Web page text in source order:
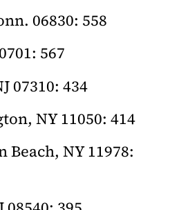
06830: 558
567
07310: 434
NY 11050: 414
Beach, NY 11978: